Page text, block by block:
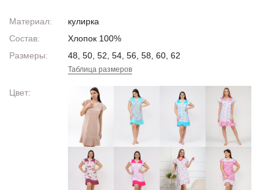
Материал:
кулирка
Состав:
Хлопок 100%
Размеры:
48, 50, 52, 54, 56, 58, 60, 62
Таблица размеров
Цвет: